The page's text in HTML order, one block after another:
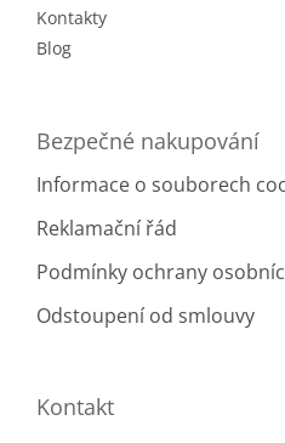
Kontakty
Blog
Bezpečné nakupování
Informace o souborech
Reklamační řád
Podmínky ochrany
Odstoupení od smlouvy
Kontakt